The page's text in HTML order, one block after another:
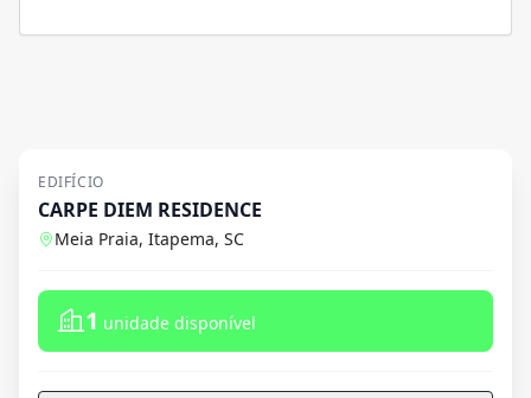
EDIFÍCIO
CARPE DIEM RESIDENCE
Meia Praia, Itapema, SC
1 unidade disponível